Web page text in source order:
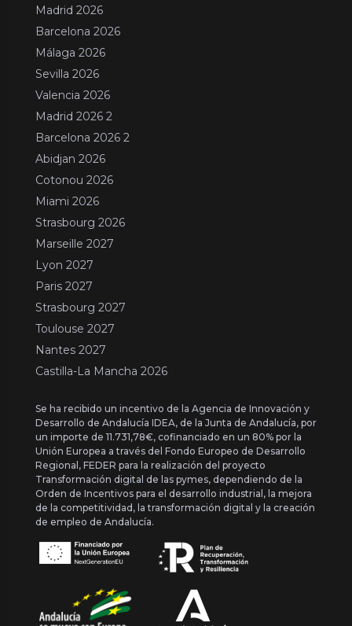
Madrid 2026
Barcelona 2026
Málaga 2026
Sevilla 2026
Valencia 2026
Madrid 2026 2
Barcelona 2026 2
Abidjan 2026
Cotonou 2026
Miami 2026
Strasbourg 2026
Marseille 2027
Lyon 2027
Paris 2027
Strasbourg 2027
Toulouse 2027
Nantes 2027
Castilla-La Mancha 2026
Se ha recibido un incentivo de la Agencia de Innovación y
Desarrollo de Andalucía IDEA, de la Junta de Andalucía, por
un importe de 11.731,78€, cofinanciado en un 80% por la
Unión Europea a través del Fondo Europeo de Desarrollo
Regional, FEDER para la realización del proyecto
Transformación digital de las pymes, dependiendo de la
Orden de Incentivos para el desarrollo industrial, la mejora
de la competitividad, la transformación digital y la creación
de empleo de Andalucía.